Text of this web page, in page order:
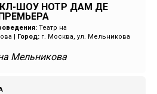
ШОУ НОТР ДАМ ДЕ
Театр на
| Город: г. Москва, ул. Мельникова
Мельникова